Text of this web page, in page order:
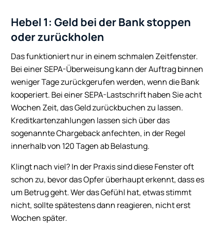
Hebel 1: Geld bei der Bank stoppen
oder zurückholen
Das funktioniert nur in einem schmalen Zeitfenster.
Bei einer SEPA-Überweisung kann der Auftrag binnen
weniger Tage zurückgerufen werden, wenn die Bank
kooperiert. Bei einer SEPA-Lastschrift haben Sie acht
Wochen Zeit, das Geld zurückbuchen zu lassen.
Kreditkartenzahlungen lassen sich über das
sogenannte Chargeback anfechten, in der Regel
innerhalb von 120 Tagen ab Belastung.
Klingt nach viel? In der Praxis sind diese Fenster oft
schon zu, bevor das Opfer überhaupt erkennt, dass es
um Betrug geht. Wer das Gefühl hat, etwas stimmt
nicht, sollte spätestens dann reagieren, nicht erst
Wochen später.